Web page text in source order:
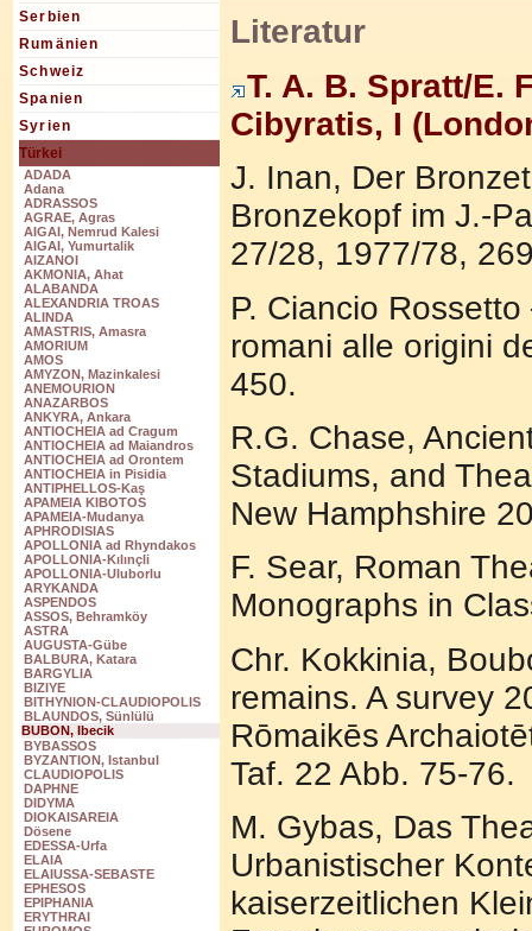
Serbien
Rumänien
Schweiz
Spanien
Syrien
Türkei
ADADA
Adana
ADRASSOS
AGRAE, Agras
AIGAI, Nemrud Kalesi
AIGAI, Yumurtalik
AIZANOI
AKMONIA, Ahat
ALABANDA
ALEXANDRIA TROAS
ALINDA
AMASTRIS, Amasra
AMORIUM
AMOS
AMYZON, Mazinkalesi
ANEMOURION
ANAZARBOS
ANKYRA, Ankara
ANTIOCHEIA ad Cragum
ANTIOCHEIA ad Maiandros
ANTIOCHEIA ad Orontem
ANTIOCHEIA in Pisidia
ANTIPHELLOS-Kaş
APAMEIA KIBOTOS
APAMEIA-Mudanya
APHRODISIAS
APOLLONIA ad Rhyndakos
APOLLONIA-Kılınçli
APOLLONIA-Uluborlu
ARYKANDA
ASPENDOS
ASSOS, Behramköy
ASTRA
AUGUSTA-Gübe
BALBURA, Katara
BARGYLIA
BIZIYE
BITHYNION-CLAUDIOPOLIS
BLAUNDOS, Sünlülü
BUBON, Ibecik
BYBASSOS
BYZANTION, Istanbul
CLAUDIOPOLIS
DAPHNE
DIDYMA
DIOKAISAREIA
Dösene
EDESSA-Urfa
ELAIA
ELAIUSSA-SEBASTE
EPHESOS
EPIPHANIA
ERYTHRAI
Literatur
T. A. B. Spratt/E.
Cibyratis, I
J. Inan, Der
Bronzekopf im J.-
27/28, 1977/78,
P. Ciancio
romani alle origini
450.
R.G. Chase,
Stadiums, and
New Hamphshire
F. Sear, Roman
Monographs in
Chr. Kokkinia,
remains. A survey
Rōmaikēs
Taf. 22 Abb. 75-76.
M. Gybas, Das
Urbanistischer
kaiserzeitlichen